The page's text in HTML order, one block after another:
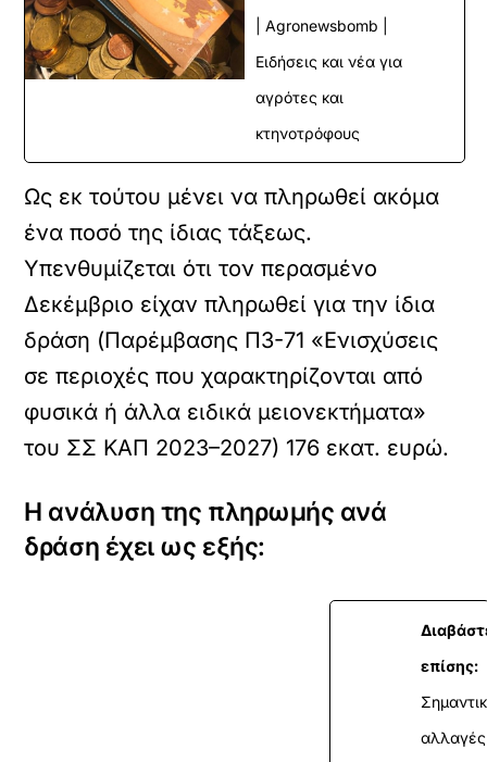
| Agronewsbomb |
Ειδήσεις και νέα για
αγρότες και
κτηνοτρόφους
Ως εκ τούτου μένει να πληρωθεί ακόμα
ένα ποσό της ίδιας τάξεως.
Υπενθυμίζεται ότι τον περασμένο
Δεκέμβριο είχαν πληρωθεί για την ίδια
δράση (Παρέμβασης Π3-71 «Ενισχύσεις
σε περιοχές που χαρακτηρίζονται από
φυσικά ή άλλα ειδικά μειονεκτήματα»
του ΣΣ ΚΑΠ 2023–2027) 176 εκατ. ευρώ.
Η ανάλυση της πληρωμής ανά
δράση έχει ως εξής:
επίσης:
αλλαγές